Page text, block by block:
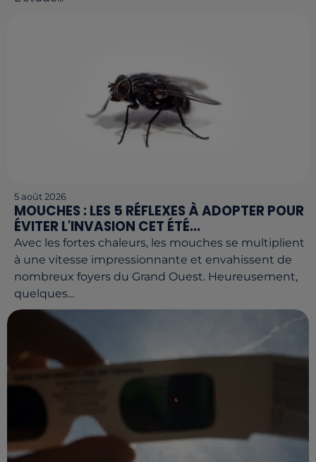
5 août 2026
MOUCHES : LES 5 RÉFLEXES À ADOPTER POUR
ÉVITER L'INVASION CET ÉTÉ...
Avec les fortes chaleurs, les mouches se multiplient
à une vitesse impressionnante et envahissent de
nombreux foyers du Grand Ouest. Heureusement,
quelques...